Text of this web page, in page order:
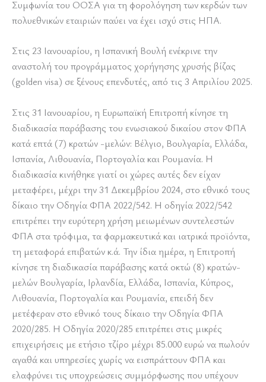
Συμφωνία του ΟΟΣΑ για τη φορολόγηση των κερδών των
πολυεθνικών εταιριών παύει να έχει ισχύ στις ΗΠΑ.
Στις 23 Ιανουαρίου, η Ισπανική Βουλή ενέκρινε την
αναστολή του προγράμματος χορήγησης χρυσής βίζας
(golden visa) σε ξένους επενδυτές, από τις 3 Απριλίου 2025.
Στις 31 Ιανουαρίου, η Ευρωπαϊκή Επιτροπή κίνησε τη
διαδικασία παράβασης του ενωσιακού δικαίου στον ΦΠΑ
κατά επτά (7) κρατών -μελών: Βέλγιο, Βουλγαρία, Ελλάδα,
Ισπανία, Λιθουανία, Πορτογαλία και Ρουμανία. Η
διαδικασία κινήθηκε γιατί οι χώρες αυτές δεν είχαν
μεταφέρει, μέχρι την 31 Δεκεμβρίου 2024, στο εθνικό τους
δίκαιο την Οδηγία ΦΠΑ 2022/542. Η οδηγία 2022/542
επιτρέπει την ευρύτερη χρήση μειωμένων συντελεστών
ΦΠΑ στα τρόφιμα, τα φαρμακευτικά και ιατρικά προϊόντα,
τη μεταφορά επιβατών κ.ά. Την ίδια ημέρα, η Επιτροπή
κίνησε τη διαδικασία παράβασης κατά οκτώ (8) κρατών-
μελών Βουλγαρία, Ιρλανδία, Ελλάδα, Ισπανία, Κύπρος,
Λιθουανία, Πορτογαλία και Ρουμανία, επειδή δεν
μετέφεραν στο εθνικό τους δίκαιο την Οδηγία ΦΠΑ
2020/285. Η Οδηγία 2020/285 επιτρέπει στις μικρές
επιχειρήσεις με ετήσιο τζίρο μέχρι 85.000 ευρώ να πωλούν
αγαθά και υπηρεσίες χωρίς να εισπράττουν ΦΠΑ και
ελαφρύνει τις υποχρεώσεις συμμόρφωσης που υπέχουν